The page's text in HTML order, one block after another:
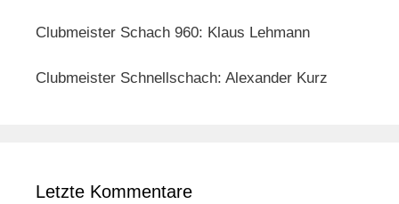
Clubmeister Schach 960: Klaus Lehmann
Clubmeister Schnellschach: Alexander Kurz
Letzte Kommentare